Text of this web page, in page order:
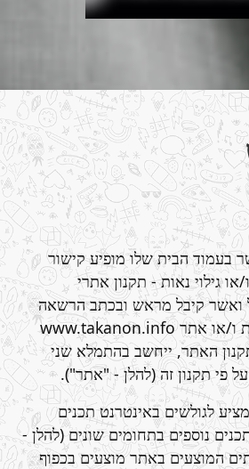
בעמוד הבית שלו מופיע קישור
גילוי נאות - תקנון אתרי
ואשר קיבל מראש ובכתב הרשאה
מאת תנועת גילוי נאות ו/או אתר www.takanon.info
האתר, ייחשב בהתמלא שני
פי תקנון זה (להלן - "אתר").
לגולשים באינטרנט תכנים
נוספים בתחומים שונים (להלן -
המוצעים באתר מוצעים בכפוף